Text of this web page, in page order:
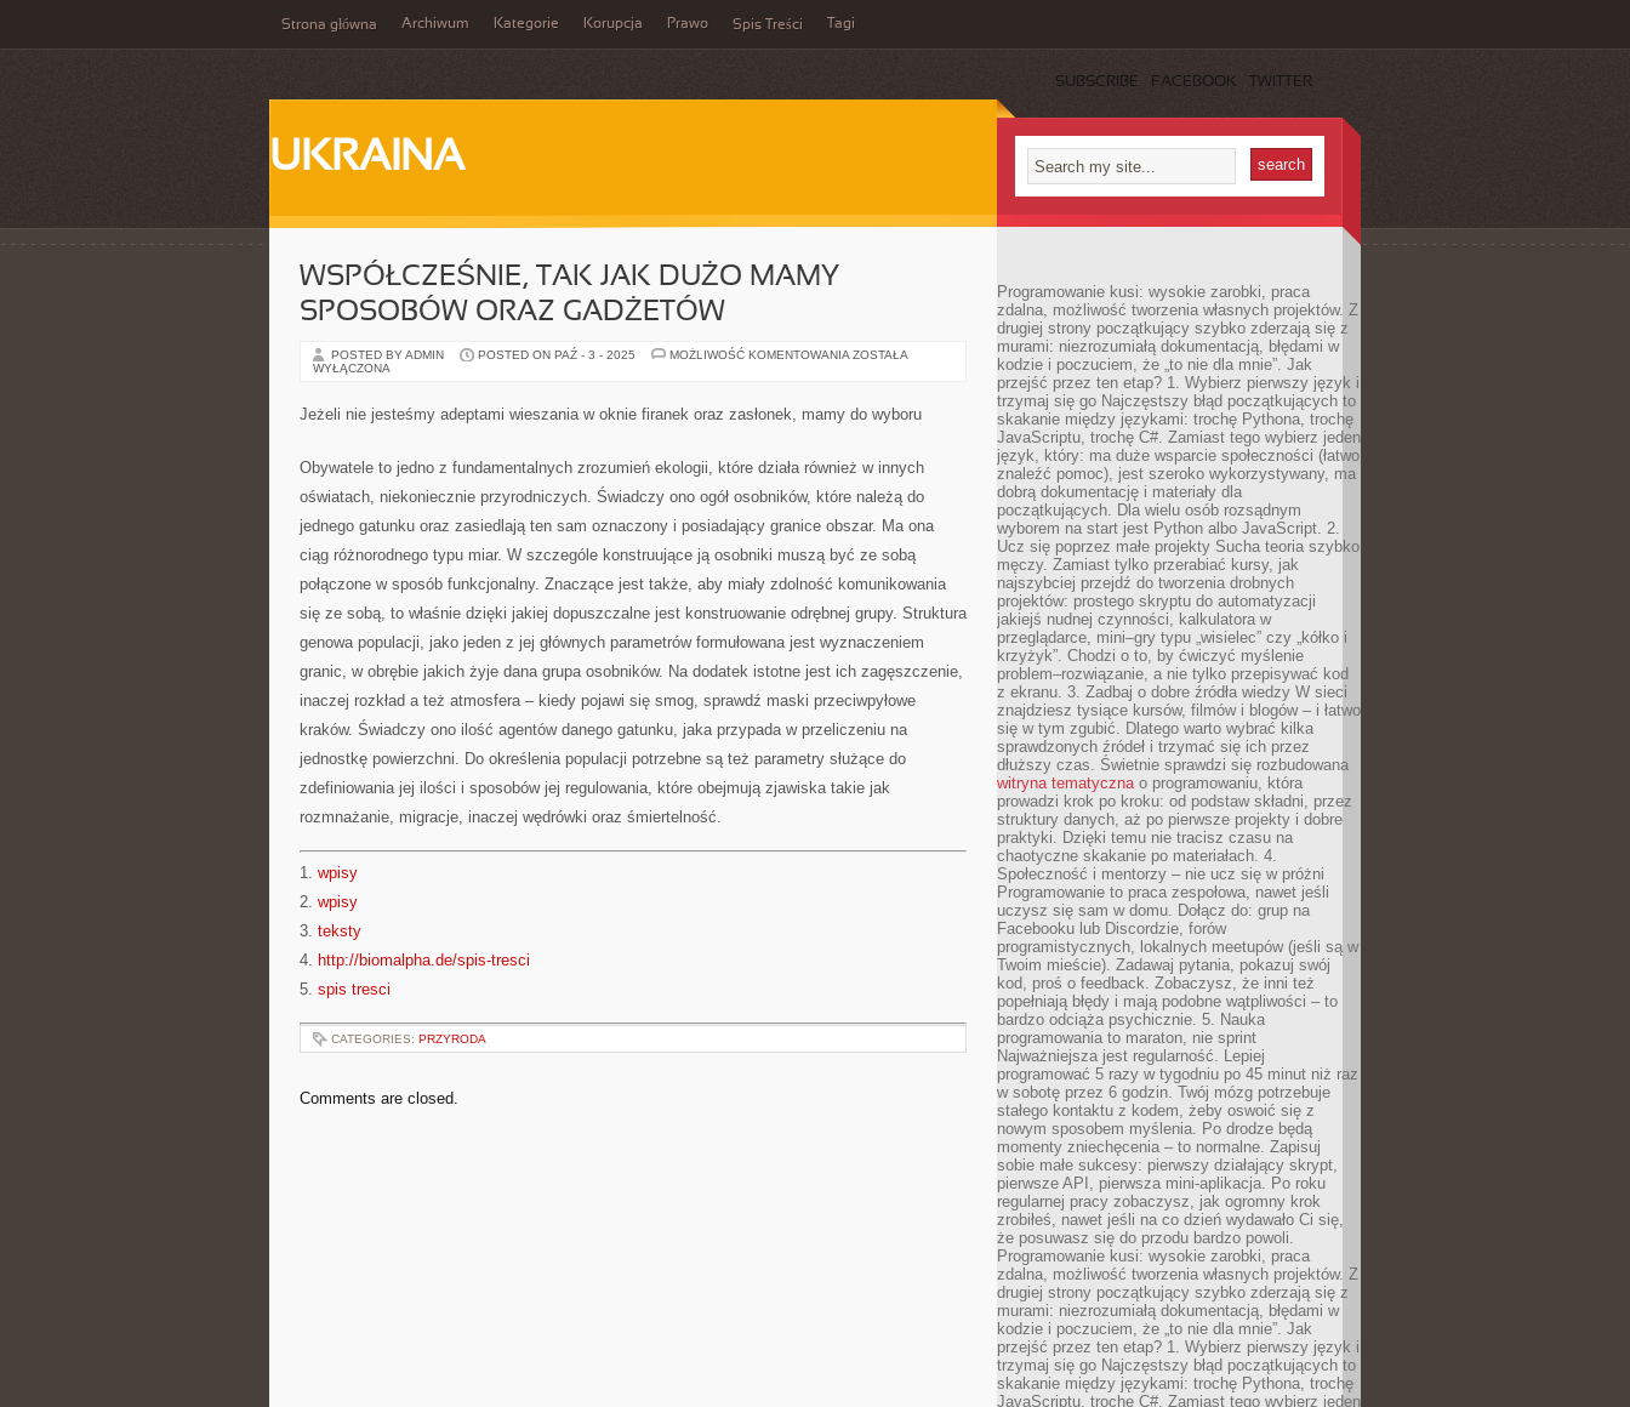
Strona główna Archiwum Kategorie Korupcja Prawo Spis Treści Tagi
SUBSCRIBE FACEBOOK TWITTER
UKRAINA
WSPÓŁCZEŚNIE, TAK JAK DUŻO MAMY
SPOSOBÓW ORAZ GADŻETÓW
POSTED BY ADMIN POSTED ON PAŹ - 3 - 2025 MOŻLIWOŚĆ KOMENTOWANIA WSPÓŁCZEŚNIE,
MAMY
SPOSOBÓW
ZOSTAŁA
WYŁĄCZONA
Jeżeli nie jesteśmy adeptami wieszania w oknie firanek oraz zasłonek, mamy do wyboru
Obywatele to jedno z fundamentalnych zrozumień ekologii, które działa również w innych
oświatach, niekoniecznie przyrodniczych. Świadczy ono ogół osobników, które należą do
jednego gatunku oraz zasiedlają ten sam oznaczony i posiadający granice obszar. Ma ona
ciąg różnorodnego typu miar. W szczególe konstruujące ją osobniki muszą być ze sobą
połączone w sposób funkcjonalny. Znaczące jest także, aby miały zdolność komunikowania
się ze sobą, to właśnie dzięki jakiej dopuszczalne jest konstruowanie odrębnej grupy. Struktura
genowa populacji, jako jeden z jej głównych parametrów formułowana jest wyznaczeniem
granic, w obrębie jakich żyje dana grupa osobników. Na dodatek istotne jest ich zagęszczenie,
inaczej rozkład a też atmosfera – kiedy pojawi się smog, sprawdź maski przeciwpyłowe
kraków. Świadczy ono ilość agentów danego gatunku, jaka przypada w przeliczeniu na
jednostkę powierzchni. Do określenia populacji potrzebne są też parametry służące do
zdefiniowania jej ilości i sposobów jej regulowania, które obejmują zjawiska takie jak
rozmnażanie, migracje, inaczej wędrówki oraz śmiertelność.
1. wpisy
2. wpisy
3. teksty
4. http://biomalpha.de/spis-tresci
5. spis tresci
CATEGORIES: PRZYRODA
Comments are closed.
Programowanie kusi: wysokie zarobki, praca
zdalna, możliwość tworzenia własnych projektów. Z
drugiej strony początkujący szybko zderzają się z
murami: niezrozumiałą dokumentacją, błędami w
kodzie i poczuciem, że „to nie dla mnie”. Jak
przejść przez ten etap? 1. Wybierz pierwszy język i
trzymaj się go Najczęstszy błąd początkujących to
skakanie między językami: trochę Pythona, trochę
JavaScriptu, trochę C#. Zamiast tego wybierz jeden
język, który: ma duże wsparcie społeczności (łatwo
znaleźć pomoc), jest szeroko wykorzystywany, ma
dobrą dokumentację i materiały dla
początkujących. Dla wielu osób rozsądnym
wyborem na start jest Python albo JavaScript. 2.
Ucz się poprzez małe projekty Sucha teoria szybko
męczy. Zamiast tylko przerabiać kursy, jak
najszybciej przejdź do tworzenia drobnych
projektów: prostego skryptu do automatyzacji
jakiejś nudnej czynności, kalkulatora w
przeglądarce, mini–gry typu „wisielec” czy „kółko i
krzyżyk”. Chodzi o to, by ćwiczyć myślenie
problem–rozwiązanie, a nie tylko przepisywać kod
z ekranu. 3. Zadbaj o dobre źródła wiedzy W sieci
znajdziesz tysiące kursów, filmów i blogów – i łatwo
się w tym zgubić. Dlatego warto wybrać kilka
sprawdzonych źródeł i trzymać się ich przez
dłuższy czas. Świetnie sprawdzi się rozbudowana
witryna tematycznao programowaniu, która
prowadzi krok po kroku: od podstaw składni, przez
struktury danych, aż po pierwsze projekty i dobre
praktyki. Dzięki temu nie tracisz czasu na
chaotyczne skakanie po materiałach. 4.
Społeczność i mentorzy – nie ucz się w próżni
Programowanie to praca zespołowa, nawet jeśli
uczysz się sam w domu. Dołącz do: grup na
Facebooku lub Discordzie, forów
programistycznych, lokalnych meetupów (jeśli są w
Twoim mieście). Zadawaj pytania, pokazuj swój
kod, proś o feedback. Zobaczysz, że inni też
popełniają błędy i mają podobne wątpliwości – to
bardzo odciąża psychicznie. 5. Nauka
programowania to maraton, nie sprint
Najważniejsza jest regularność. Lepiej
programować 5 razy w tygodniu po 45 minut niż raz
w sobotę przez 6 godzin. Twój mózg potrzebuje
stałego kontaktu z kodem, żeby oswoić się z
nowym sposobem myślenia. Po drodze będą
momenty zniechęcenia – to normalne. Zapisuj
sobie małe sukcesy: pierwszy działający skrypt,
pierwsze API, pierwsza mini-aplikacja. Po roku
regularnej pracy zobaczysz, jak ogromny krok
zrobiłeś, nawet jeśli na co dzień wydawało Ci się,
że posuwasz się do przodu bardzo powoli.
Programowanie kusi: wysokie zarobki, praca
zdalna, możliwość tworzenia własnych projektów. Z
drugiej strony początkujący szybko zderzają się z
murami: niezrozumiałą dokumentacją, błędami w
kodzie i poczuciem, że „to nie dla mnie”. Jak
przejść przez ten etap? 1. Wybierz pierwszy język i
trzymaj się go Najczęstszy błąd początkujących to
skakanie między językami: trochę Pythona, trochę
JavaScriptu, trochę C#. Zamiast tego wybierz jeden